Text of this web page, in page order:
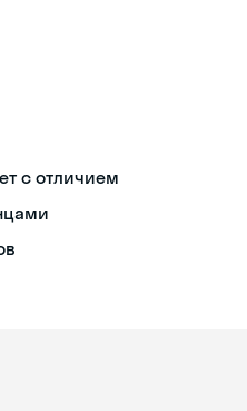
с отличием